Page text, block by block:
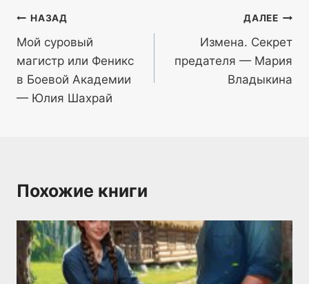
Навигация
по
записям
НАЗАД
Мой суровый
магистр или Феникс
в Боевой Академии
— Юлия Шахрай
ДАЛЕЕ
Измена. Секрет
предателя — Мария
Владыкина
Похожие книги